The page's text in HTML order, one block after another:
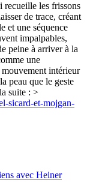
les frissons
de trace, créant
et une séquence
impalpables,
peine à arriver à la
une
mouvement intérieur
peau que le geste
suite : >
sicard-et-mojgan-
avec Heiner